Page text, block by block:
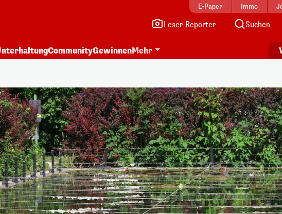
E-Paper Immo
Leser-Reporter Suchen
CommunityGewinnenMehr